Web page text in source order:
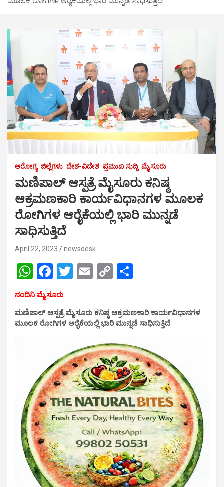
ಆರೋಗ್ಯ ಜಿಲ್ಲೆಗಳು ದೇಶ-ವಿದೇಶ ಪ್ರಮುಖ ಸುದ್ದಿ ಮೈಸೂರು
ಮಣಿಪಾಲ್ ಆಸ್ಪತ್ರೆ ಮೈಸೂರು ಕನಿಷ್ಠ
ಆಕ್ರಮಣಕಾರಿ ಕಾರ್ಯವಿಧಾನಗಳ ಮೂಲಕ
ರೋಗಿಗಳ ಆರೈಕೆಯಲ್ಲಿ ಭಾರಿ ಮುನ್ನಡೆ
ಸಾಧಿಸುತ್ತಿದೆ
April 22, 2023 newsdesk
W
h
at
s
F
a
ce
b
k
T
er
E
C
Li
k
e
ನಂದಿನಿ ಮೈಸೂರು
ಮಣಿಪಾಲ್ ಆಸ್ಪತ್ರೆ ಮೈಸೂರು ಕನಿಷ್ಠ ಆಕ್ರಮಣಕಾರಿ ಕಾರ್ಯವಿಧಾನಗಳ
ಮೂಲಕ ರೋಗಿಗಳ ಆರೈಕೆಯಲ್ಲಿ ಭಾರಿ ಮುನ್ನಡೆ ಸಾಧಿಸುತ್ತಿದೆ